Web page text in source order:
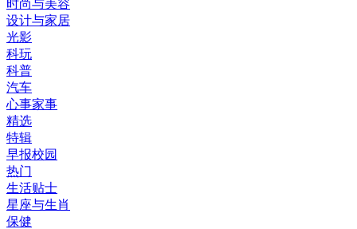
时尚与美容
设计与家居
光影
科玩
科普
汽车
心事家事
精选
特辑
早报校园
热门
生活贴士
星座与生肖
保健